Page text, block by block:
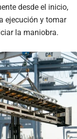
desde el inicio,
ejecución y tomar
la maniobra.